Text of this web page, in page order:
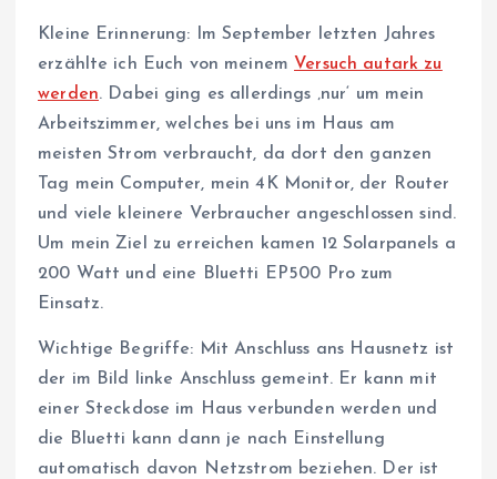
Kleine Erinnerung: Im September letzten Jahres
erzählte ich Euch von meinem Versuch autark zu
werden. Dabei ging es allerdings ‚nur‘ um mein
Arbeitszimmer, welches bei uns im Haus am
meisten Strom verbraucht, da dort den ganzen
Tag mein Computer, mein 4K Monitor, der Router
und viele kleinere Verbraucher angeschlossen sind.
Um mein Ziel zu erreichen kamen 12 Solarpanels a
200 Watt und eine Bluetti EP500 Pro zum
Einsatz.
Wichtige Begriffe: Mit Anschluss ans Hausnetz ist
der im Bild linke Anschluss gemeint. Er kann mit
einer Steckdose im Haus verbunden werden und
die Bluetti kann dann je nach Einstellung
automatisch davon Netzstrom beziehen. Der ist